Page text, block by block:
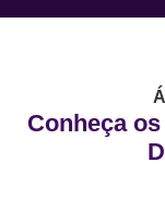
Conheça